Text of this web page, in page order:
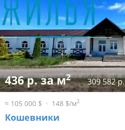
436 р. за м2 309 582 р.
≈ 105 000 $ 148 $/м2
Кошевники